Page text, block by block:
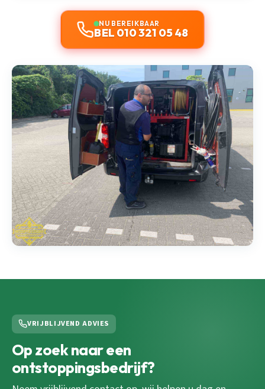
NU BEREIKBAAR
BEL 010 321 05 48
VRIJBLIJVEND ADVIES
Op zoek naar een
ontstoppingsbedrijf?